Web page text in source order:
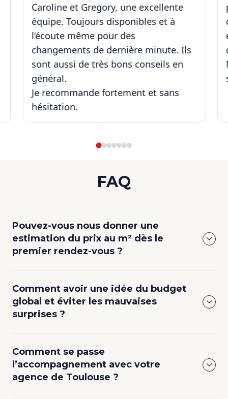
Caroline et Gregory, une excellente
équipe. Toujours disponibles et à
l’écoute même pour des
changements de dernière minute. Ils
sont aussi de très bons conseils en
général.
Je recommande fortement et sans
hésitation.
FAQ
Pouvez-vous nous donner une
estimation du prix au m² dès le
premier rendez-vous ?
Comment avoir une idée du budget
global et éviter les mauvaises
surprises ?
Comment se passe
l’accompagnement avec votre
agence de Toulouse ?